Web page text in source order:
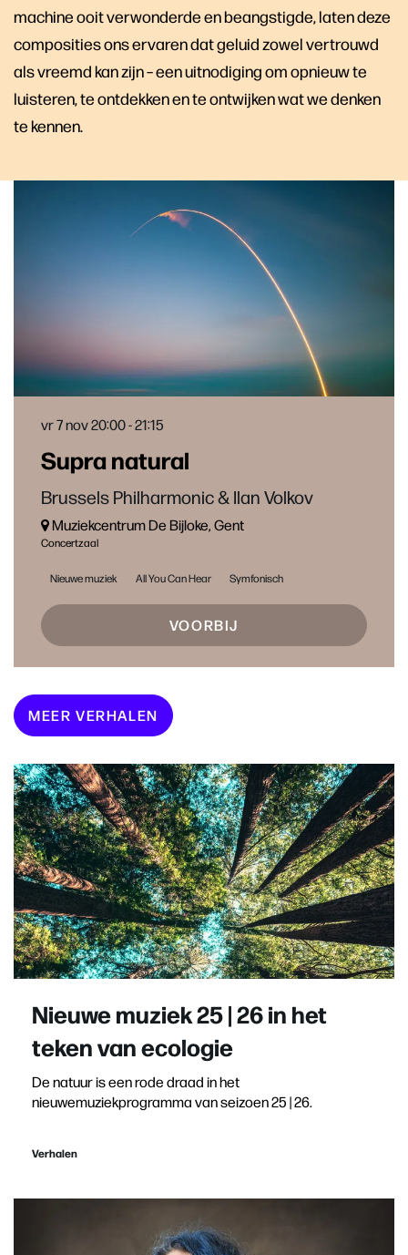
machine ooit verwonderde en beangstigde, laten deze
composities ons ervaren dat geluid zowel vertrouwd
als vreemd kan zijn – een uitnodiging om opnieuw te
luisteren, te ontdekken en te ontwijken wat we denken
te kennen.
Supra natural
Brussels Philharmonic & Ilan Volkov
vr 7 nov20:00 - 21:15
Muziekcentrum De Bijloke, Gent
Concertzaal
Nieuwe muziek All You Can Hear Symfonisch
VOORBIJ
MEER VERHALEN
Nieuwe muziek 25 | 26 in het
teken van ecologie
De natuur is een rode draad in het
nieuwemuziekprogramma van seizoen 25 | 26.
Verhalen